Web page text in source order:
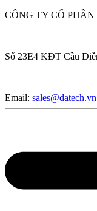
CÔNG TY CỔ
Số 23E4 KĐT Cầu
Email: sales@datech.vn